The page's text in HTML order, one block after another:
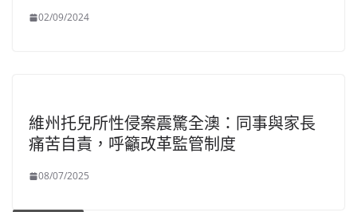
02/09/2024
維州托兒所性侵案震驚全澳：同事與家長
痛苦自責，呼籲改革監管制度
08/07/2025